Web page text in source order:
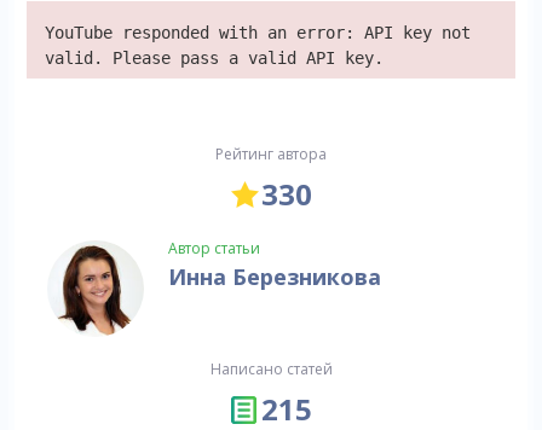
YouTube responded with an error: API key not
valid. Please pass a valid API key.
Рейтинг автора
330
Автор статьи
Инна Березникова
Написано статей
215